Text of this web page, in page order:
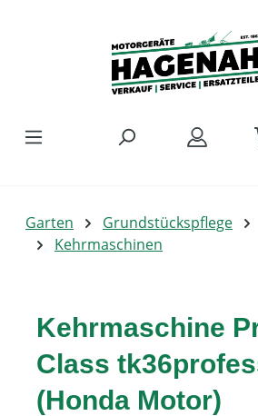
Garten Grundstückspflege
Kehrmaschinen
Kehrmaschine
Class
(Honda Motor)